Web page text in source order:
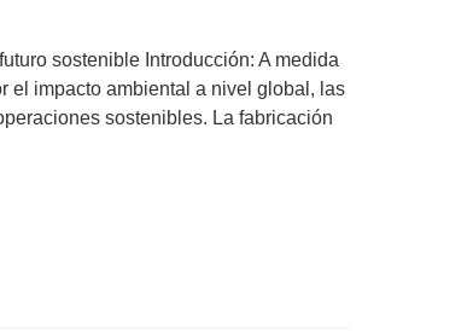
sostenible Introducción: A medida
el impacto ambiental a nivel global, las
sostenibles. La fabricación